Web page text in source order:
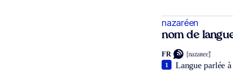
nazaréen
nom de
FR [nazaʀeɛ̃]
Langue parlée
1